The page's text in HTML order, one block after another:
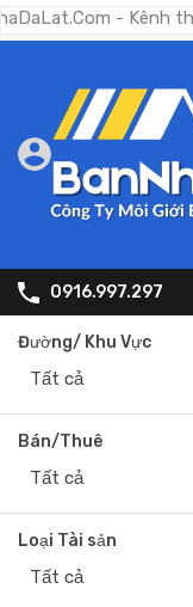
- Kênh thông
0916.997.297
Đường/ Khu Vực
Tất cả
Bán/Thuê
Tất cả
Loại Tài sản
Tất cả